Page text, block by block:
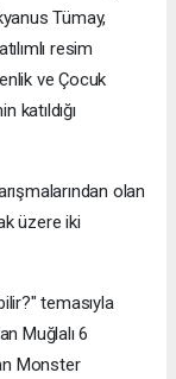
Tümay,
resim
ve Çocuk
katıldığı
olan
üzere iki
temasıyla
Muğlalı 6
Monster